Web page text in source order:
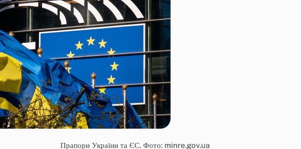
Прапори України та ЄС. Фото: minre.gov.ua